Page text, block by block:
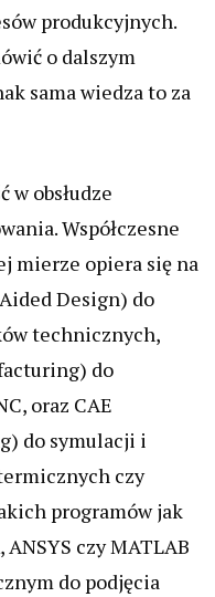
produkcyjnych.
o dalszym
sama wiedza to za
w obsłudze
Współczesne
mierze opiera się na
Design) do
technicznych,
do
oraz CAE
do symulacji i
czy
programów jak
czy MATLAB
do podjęcia